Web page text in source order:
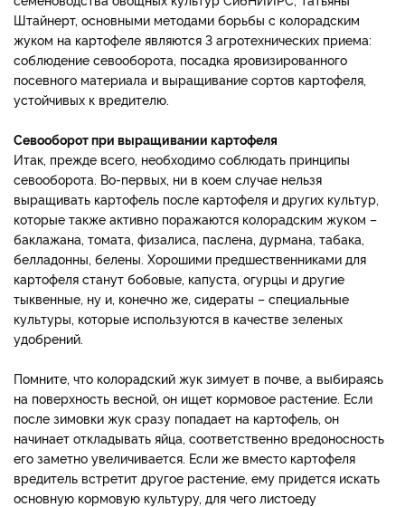
Штайнерт, основными методами борьбы с колорадским
жуком на картофеле являются 3 агротехнических приема:
соблюдение севооборота, посадка яровизированного
посевного материала и выращивание сортов картофеля,
устойчивых к вредителю.
Севооборот при выращивании картофеля
Итак, прежде всего, необходимо соблюдать принципы
севооборота. Во-первых, ни в коем случае нельзя
выращивать картофель после картофеля и других культур,
которые также активно поражаются колорадским жуком –
баклажана, томата, физалиса, паслена, дурмана, табака,
белладонны, белены. Хорошими предшественниками для
картофеля станут бобовые, капуста, огурцы и другие
тыквенные, ну и, конечно же, сидераты – специальные
культуры, которые используются в качестве зеленых
удобрений.
Помните, что колорадский жук зимует в почве, а выбираясь
на поверхность весной, он ищет кормовое растение. Если
после зимовки жук сразу попадает на картофель, он
начинает откладывать яйца, соответственно вредоносность
его заметно увеличивается. Если же вместо картофеля
вредитель встретит другое растение, ему придется искать
основную кормовую культуру, для чего листоеду